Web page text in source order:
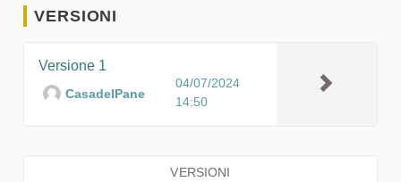
VERSIONI
Versione 1
CasadelPane
04/07/2024
14:50
VERSIONI